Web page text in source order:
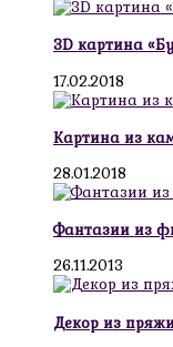
3D картина
17.02.2018
Картина из
28.01.2018
Фантазии из
26.11.2013
Декор из